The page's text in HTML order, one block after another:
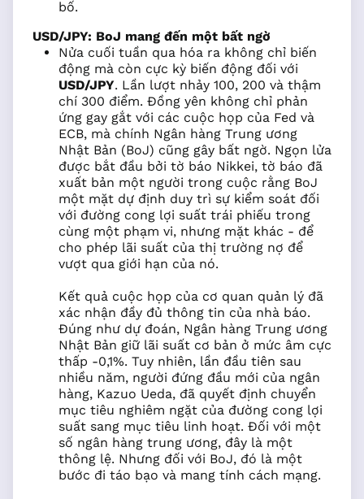
bố.
USD/JPY: BoJ mang đến một bất ngờ
Nửa cuối tuần qua hóa ra không chỉ biến
động mà còn cực kỳ biến động đối với
USD/JPY. Lần lượt nhảy 100, 200 và thậm
chí 300 điểm. Đồng yên không chỉ phản
ứng gay gắt với các cuộc họp của Fed và
ECB, mà chính Ngân hàng Trung ương
Nhật Bản (BoJ) cũng gây bất ngờ. Ngọn lửa
được bắt đầu bởi tờ báo Nikkei, tờ báo đã
xuất bản một người trong cuộc rằng BoJ
một mặt dự định duy trì sự kiểm soát đối
với đường cong lợi suất trái phiếu trong
cùng một phạm vi, nhưng mặt khác - để
cho phép lãi suất của thị trường nợ để
vượt qua giới hạn của nó.
Kết quả cuộc họp của cơ quan quản lý đã
xác nhận đầy đủ thông tin của nhà báo.
Đúng như dự đoán, Ngân hàng Trung ương
Nhật Bản giữ lãi suất cơ bản ở mức âm cực
thấp -0,1%. Tuy nhiên, lần đầu tiên sau
nhiều năm, người đứng đầu mới của ngân
hàng, Kazuo Ueda, đã quyết định chuyển
mục tiêu nghiêm ngặt của đường cong lợi
suất sang mục tiêu linh hoạt. Đối với một
số ngân hàng trung ương, đây là một
thông lệ. Nhưng đối với BoJ, đó là một
bước đi táo bạo và mang tính cách mạng.